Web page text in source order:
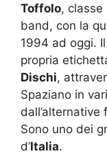
Toffolo,
band, con la
1994 ad oggi.
propria
Dischi,
Spaziano in
Sono uno dei
d’Italia.